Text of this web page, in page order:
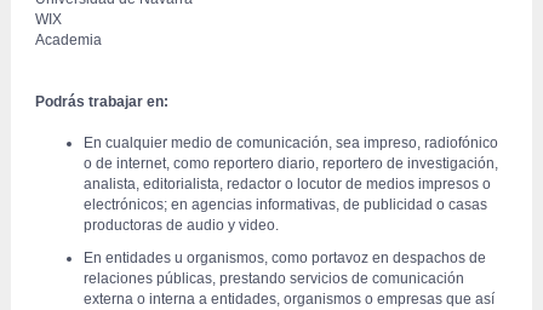
WIX
Academia
Podrás trabajar en:
En cualquier medio de comunicación, sea impreso, radiofónico
o de internet, como reportero diario, reportero de investigación,
analista, editorialista, redactor o locutor de medios impresos o
electrónicos; en agencias informativas, de publicidad o casas
productoras de audio y video.
En entidades u organismos, como portavoz en despachos de
relaciones públicas, prestando servicios de comunicación
externa o interna a entidades, organismos o empresas que así